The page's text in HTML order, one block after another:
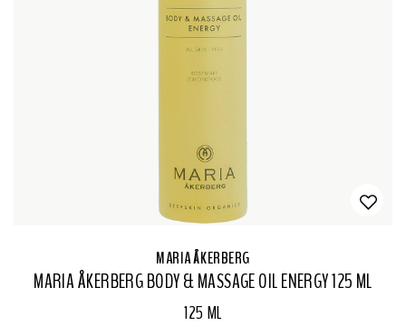
MARIA ÅKERBERG
MARIA ÅKERBERG BODY & MASSAGE OIL ENERGY 125 ML
125 ML